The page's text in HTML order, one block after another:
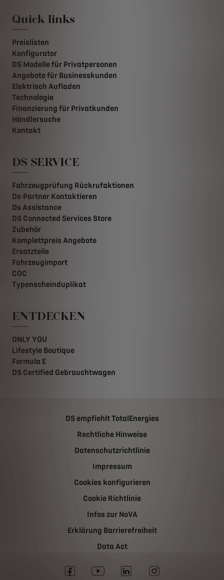
Quick links
Preislisten
Konfigurator
DS Modelle für Privatpersonen
Angebote für Businesskunden
Elektrisch Aufladen
Technologie
Finanzierung für Privatkunden
Händlersuche
Kontakt
DS SERVICE
Fahrzeugprüfung Rückrufaktionen
Ds-Partner Kontaktieren
Ds Assistance
DS Connected Services Store
Zubehör
Komplettpreis Angebote
Ersatzteile
Fahrzeugimport
COC
Typenscheinduplikat
ENTDECKEN
ONLY YOU
Lifestyle Boutique
Formula E
DS Certified Gebrauchtwagen
DS empfiehlt TotalEnergies
Rechtliche Hinweise
Datenschutzrichtlinie
Impressum
Cookies konfigurieren
Cookie Richtlinie
Infos zur NoVA
Erklärung Barrierefreiheit
Data Act